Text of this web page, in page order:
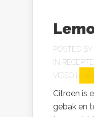
POSTED BY
IN
VIDEO
0
Citroen is
gebak en